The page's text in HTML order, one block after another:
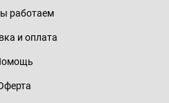
работаем
и оплата